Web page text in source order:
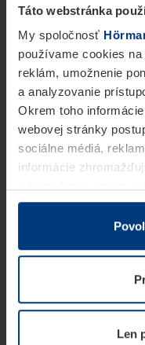
Táto webstránka
My spoločnosť
používame cookies
reklám, umožnenie
a analyzovanie
Okrem toho
webovej stránky
sociálne médiá,
informácie
v rámci Vášho
Z právneho hľadiska
prevádzku tejto
potrebujeme Vaše
kedykoľvek zmeniť
našej webovej stránky.
Len